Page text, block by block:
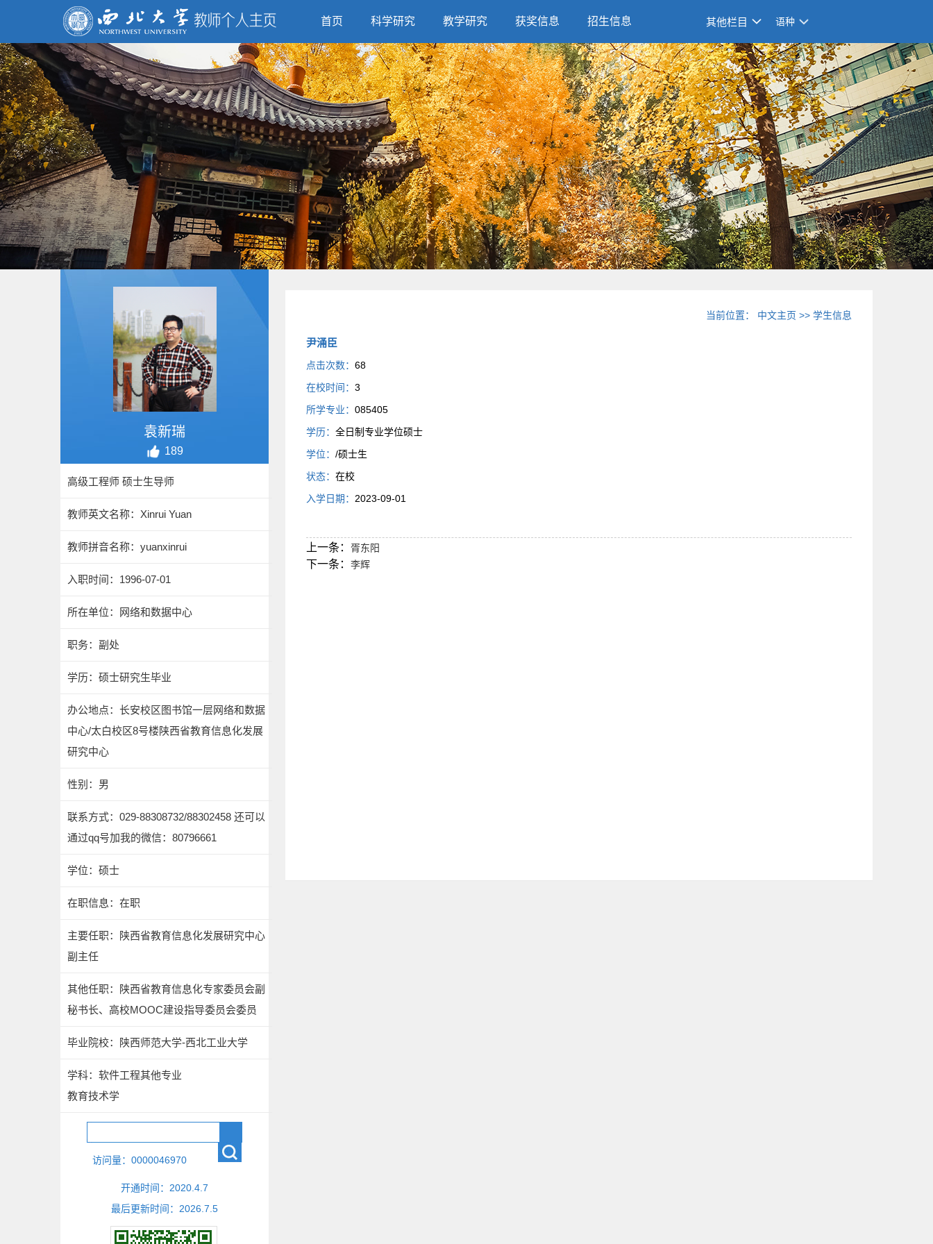
首页 科学研究 教学研究 获奖信息 招生信息 其他栏目 语种
袁新瑞
189
高级工程师 硕士生导师
教师英文名称：Xinrui Yuan
教师拼音名称：yuanxinrui
入职时间：1996-07-01
所在单位：网络和数据中心
职务：副处
学历：硕士研究生毕业
办公地点：长安校区图书馆一层网络和数据
中心/太白校区8号楼陕西省教育信息化发展
研究中心
性别：男
联系方式：029-88308732/88302458 还可以
通过qq号加我的微信：80796661
学位：硕士
在职信息：在职
主要任职：陕西省教育信息化发展研究中心
副主任
其他任职：陕西省教育信息化专家委员会副
秘书长、高校MOOC建设指导委员会委员
毕业院校：陕西师范大学-西北工业大学
学科：软件工程其他专业
教育技术学
访问量： 0000046970
开通时间： 2020 4 7
最后更新时间： 2026 7 5
当前位置： 中文主页 >>学生信息
尹涌臣
点击次数： 68
在校时间： 3
所学专业： 085405
学历： 全日制专业学位硕士
学位： /硕士生
状态： 在校
入学日期： 2023-09-01
上一条： 胥东阳
下一条： 李辉